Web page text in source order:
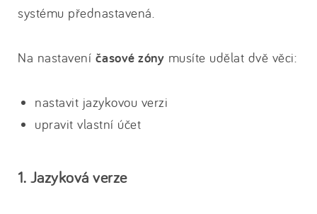
systému přednastavená.
Na nastavení časové zóny musíte udělat dvě věci:
nastavit jazykovou verzi
upravit vlastní účet
1. Jazyková verze